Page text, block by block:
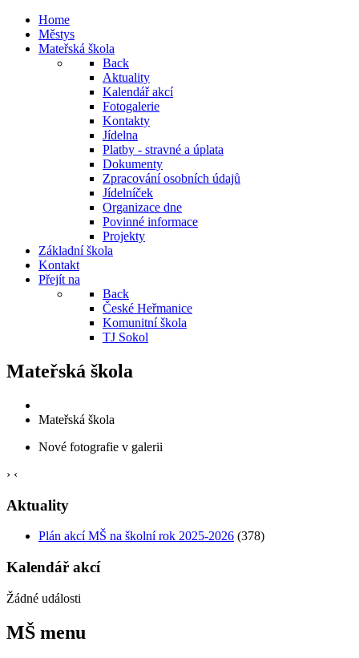
Home
Městys
Mateřská škola
Back
Aktuality
Kalendář akcí
Fotogalerie
Kontakty
Jídelna
Platby - stravné a úplata
Dokumenty
Zpracování osobních údajů
Jídelníček
Organizace dne
Povinné informace
Projekty
Základní škola
Kontakt
Přejít na
Back
České Heřmanice
Komunitní škola
TJ Sokol
Mateřská škola
Mateřská škola
Nové fotografie v galerii
› ‹
Aktuality
Plán akcí MŠ na školní rok 2025-2026 (378)
Kalendář akcí
Žádné události
MŠ menu